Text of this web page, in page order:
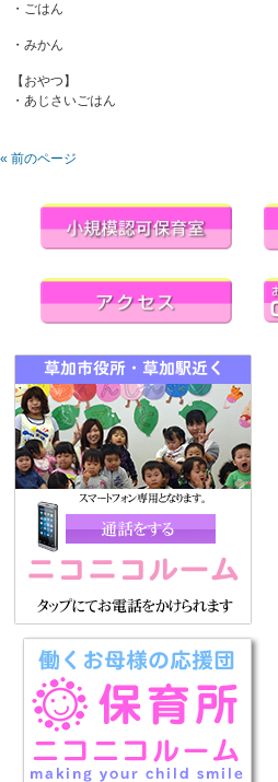
・ごはん
・みかん
【おやつ】
・あじさいごはん
« 前のページ